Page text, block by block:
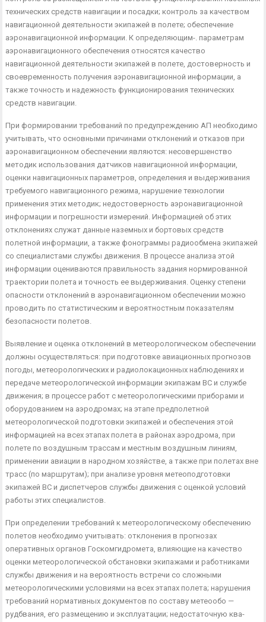
технических средств навигации и посадки; контроль за качеством
навигационной деятельности экипажей в полете; обеспечение
аэронавигационной информации. К определяющим-. параметрам
аэронавигационного обеспечения относятся качест­во
навигационной деятельности экипажей в полете, достовер­ность и
своевременность получения аэронавигационной инфор­мации, а
также точность и надежность функционирования тех­нических
средств навигации.
При формировании требований по предупреждению АП не­обходимо
учитывать, что основными причинами отклонений и отказов при
аэронавигационном обеспечении являются: несо­вершенство
методик использования датчиков навигационной ин­формации,
оценки навигационных параметров, определения и выдерживания
требуемого навигационного режима, нарушение технологии
применения этих методик; недостоверность аэрона­вигационной
информации и погрешности измерений. Информа­цией об этих
отклонениях служат данные наземных и бортовых средств
полетной информации, а также фонограммы радиооб­мена экипажей
со специалистами службы движения. В процес­се анализа этой
информации оцениваются правильность зада­ния нормированной
траектории полета и точность ее выдержи­вания. Оценку степени
опасности отклонений в аэронавигаци­онном обеспечении можно
проводить по статистическим и веро­ятностным показателям
безопасности полетов.
Выявление и оценка отклонений в метеорологическом обес­печении
должны осуществляться: при подготовке авиационных прогнозов
погоды, метеорологических и радиолокационных на­блюдениях и
передаче метеорологической информации экипа­жам ВС и службе
движения; в процессе работ с метеорологи­ческими приборами и
оборудованием на аэродромах; на этапе предполетной
метеорологической подготовки экипажей и обес­печения этой
информацией на всех этапах полета в районах аэродрома, при
полете по воздушным трассам и местным воз­душным линиям,
применении авиации в народном хозяйстве, а также при полетах вне
трасс (по маршрутам); при анализе уровня метеоподготовки
экипажей ВС и диспетчеров службы движения с оценкой условий
работы этих специалистов.
При определении требований к метеорологическому обеспе­чению
полетов необходимо учитывать: отклонения в прогнозах
оперативных органов Госкомгидромета, влияющие на качество
оценки метеорологической обстановки экипажами и работника­ми
службы движения и на вероятность встречи со сложными
метеорологическими условиями на всех этапах полета; наруше­ния
требований нормативных документов по составу метеообо —
рудбвания, его размещению и эксплуатации; недостаточную ква­